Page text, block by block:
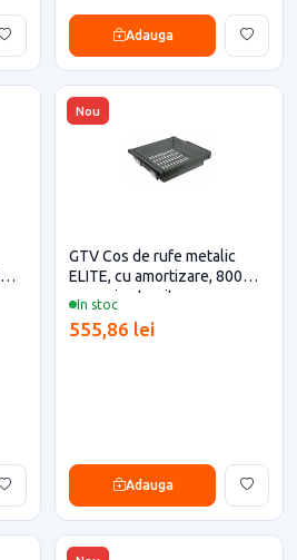
Adauga
Nou
In stoc
GTV Cos de rufe metalic
ELITE, cu amortizare, 800
mm, gri antracit
555,86 lei
Adauga